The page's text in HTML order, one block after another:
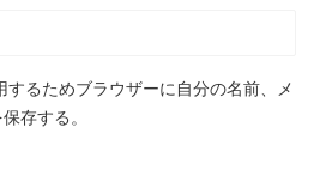
するためブラウザーに自分の名前、メ
存する。